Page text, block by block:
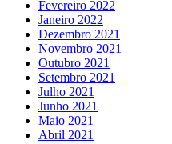
Fevereiro 2022
Janeiro 2022
Dezembro 2021
Novembro 2021
Outubro 2021
Setembro 2021
Julho 2021
Junho 2021
Maio 2021
Abril 2021